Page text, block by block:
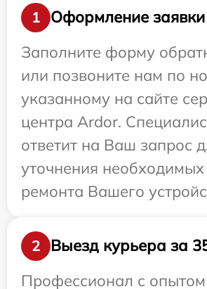
1
Оформление заявки
Заполните форму
или позвоните нам по
указанному на сайте
центра Ardor.
ответит на Ваш запрос
уточнения
ремонта Вашего
2
Выезд курьера за
Профессионал с